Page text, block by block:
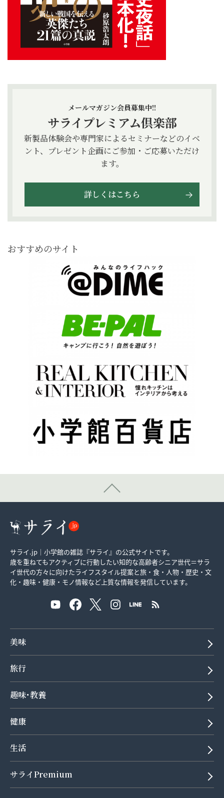
メールマガジン会員募集中!!
サライプレミアム倶楽部
新製品体験会や専門家によるセミナーなどのイベ
ント、プレゼント企画にご参加・ご応募いただけ
ます。
詳しくはこちら
おすすめのサイト
サライ.jp｜小学館の雑誌『サライ』の公式サイトです。
歳を重ねてもアクティブに行動したい知的な高齢者シニア世代＝サラ
イ世代の方々に向けたライフスタイル提案と旅・食・人物・歴史・文
化・趣味・健康・モノ情報など上質な情報を発信しています。
美味
旅行
趣味･教養
健康
生活
サライPremium